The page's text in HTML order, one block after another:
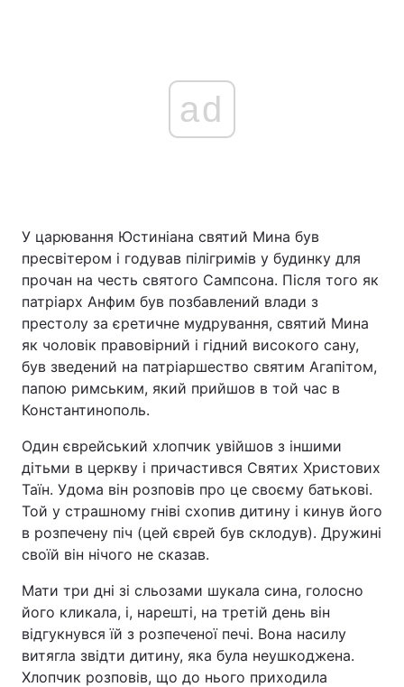
Головна
Україна Політика
Економіка Світ
Спорт Наука
ad
У царювання Юстиніана святий Мина був
пресвітером і годував пілігримів у будинку для
прочан на честь святого Сампсона. Після того як
патріарх Анфим був позбавлений влади з
престолу за єретичне мудрування, святий Мина
як чоловік правовірний і гідний високого сану,
був зведений на патріаршество святим Агапітом,
папою римським, який прийшов в той час в
Константинополь.
Один єврейський хлопчик увійшов з іншими
дітьми в церкву і причастився Святих Христових
Таїн. Удома він розповів про це своєму батькові.
Той у страшному гніві схопив дитину і кинув його
в розпечену піч (цей єврей був склодув). Дружині
своїй він нічого не сказав.
Мати три дні зі сльозами шукала сина, голосно
його кликала, і, нарешті, на третій день він
відгукнувся їй з розпеченої печі. Вона насилу
витягла звідти дитину, яка була неушкоджена.
Хлопчик розповів, що до нього приходила